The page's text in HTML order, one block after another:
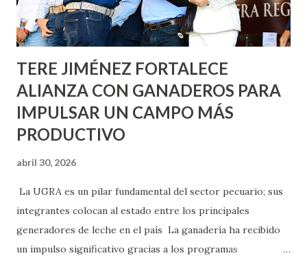
los edificios FOVISSSTE Ojo de Agua, en la comunidad
Norias de Paso Hondo y en los edificios de...
TERE JIMÉNEZ FORTALECE
ALIANZA CON GANADEROS PARA
IMPULSAR UN CAMPO MÁS
PRODUCTIVO
abril 30, 2026
La UGRA es un pilar fundamental del sector pecuario; sus
integrantes colocan al estado entre los principales
generadores de leche en el país La ganadería ha recibido
un impulso significativo gracias a los programas